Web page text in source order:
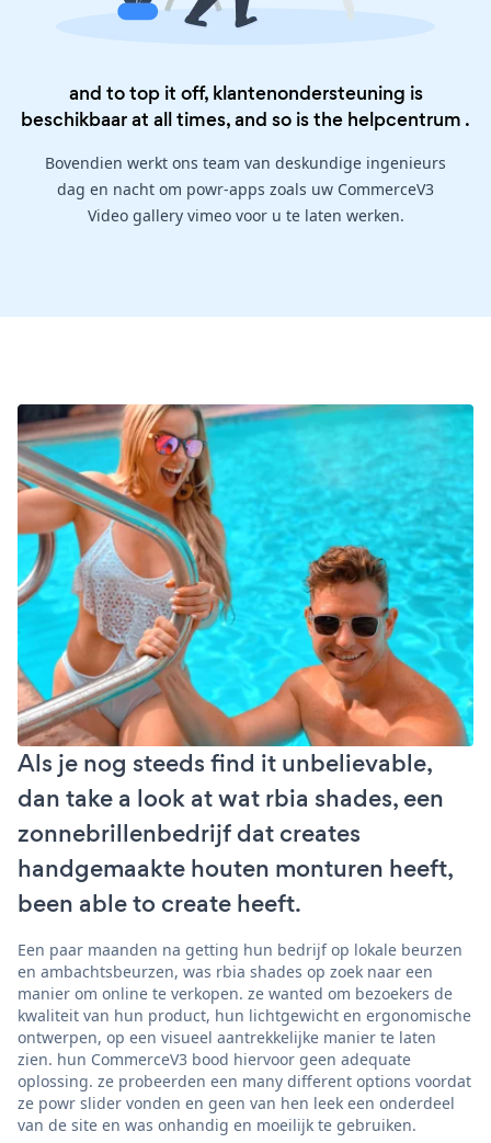
and to top it off, klantenondersteuning is
beschikbaar at all times, and so is the helpcentrum .
Bovendien werkt ons team van deskundige ingenieurs
dag en nacht om powr-apps zoals uw CommerceV3
Video gallery vimeo voor u te laten werken.
Als je nog steeds find it unbelievable,
dan take a look at wat rbia shades, een
zonnebrillenbedrijf dat creates
handgemaakte houten monturen heeft,
been able to create heeft.
Een paar maanden na getting hun bedrijf op lokale beurzen
en ambachtsbeurzen, was rbia shades op zoek naar een
manier om online te verkopen. ze wanted om bezoekers de
kwaliteit van hun product, hun lichtgewicht en ergonomische
ontwerpen, op een visueel aantrekkelijke manier te laten
zien. hun CommerceV3 bood hiervoor geen adequate
oplossing. ze probeerden een many different options voordat
ze powr slider vonden en geen van hen leek een onderdeel
van de site en was onhandig en moeilijk te gebruiken.